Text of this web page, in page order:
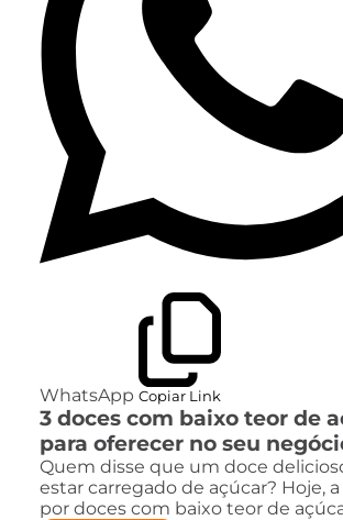
WhatsApp Copiar Link
3 doces com baixo teor de
para oferecer no seu
Quem disse que um doce
estar carregado de açúcar? Hoje,
por doces com baixo teor de